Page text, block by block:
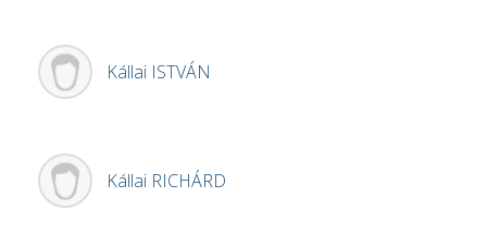
Kállai ISTVÁN
Kállai RICHÁRD